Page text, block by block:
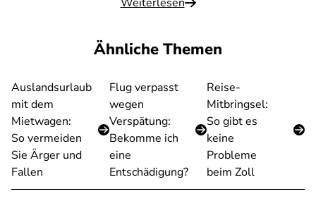
Ähnliche Themen
Auslandsurlaub
mit dem
Mietwagen:
So vermeiden
Sie Ärger und
Fallen
Flug verpasst
wegen
Verspätung:
Bekomme ich
eine
Entschädigung?
Reise-
Mitbringsel:
So gibt es
keine
Probleme
beim Zoll